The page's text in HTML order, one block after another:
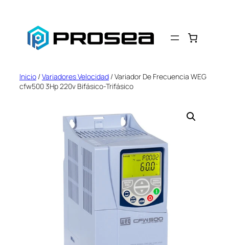
contenido
Inicio /Variadores Velocidad / Variador De Frecuencia WEG
cfw500 3Hp 220v Bifásico-Trifásico